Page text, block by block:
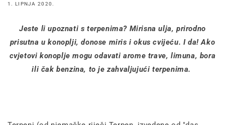
1. LIPNJA 2020.
Jeste li upoznati s terpenima? Mirisna ulja, prirodno
prisutna u konoplji, donose miris i okus cvijeću. I da! Ako
cvjetovi konoplje mogu odavati arome trave, limuna, bora
ili čak benzina, to je zahvaljujući terpenima.